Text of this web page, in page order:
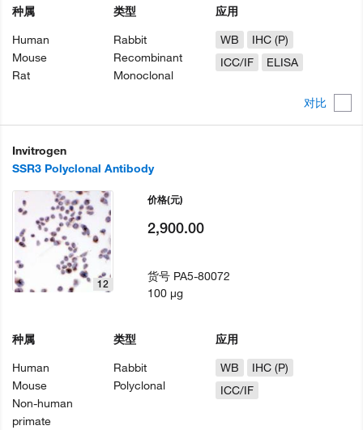
对比
种属
Human
Mouse
Rat
类型
Rabbit
Recombinant
Monoclonal
应用
WB
IHC (P)
ICC/IF
ELISA
Invitrogen
SSR3 Polyclonal Antibody
12
种属
Human
Mouse
Non-human
primate
类型
Rabbit
Polyclonal
应用
WB
IHC (P)
ICC/IF
价格(元)
2,900.00
货号 PA5-80072
100 µg